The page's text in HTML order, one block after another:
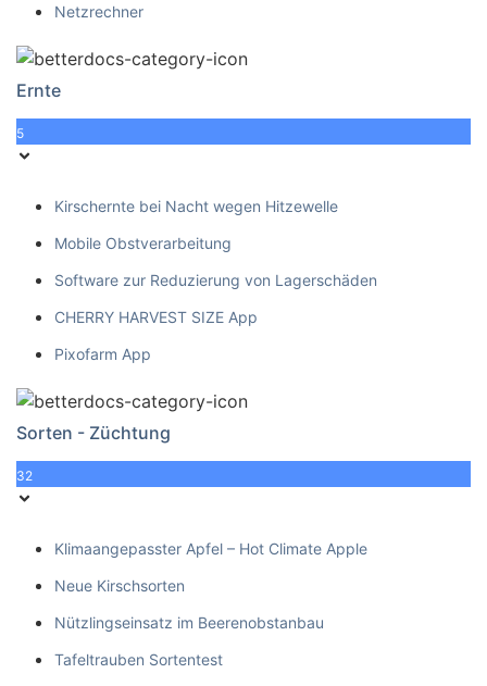
Netzrechner
Ernte
5
Kirschernte bei Nacht wegen Hitzewelle
Mobile Obstverarbeitung
Software zur Reduzierung von Lagerschäden
CHERRY HARVEST SIZE App
Pixofarm App
Sorten - Züchtung
32
Klimaangepasster Apfel – Hot Climate Apple
Neue Kirschsorten
Nützlingseinsatz im Beerenobstanbau
Tafeltrauben Sortentest